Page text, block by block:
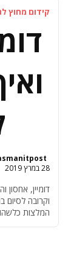
קידום מחוץ
28 במרץ 2019
דומיין,
וקרובה לסיום
המלצות
בבקשה! חוי,